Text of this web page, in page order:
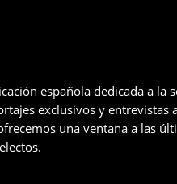
española dedicada a la
exclusivos y entrevistas
una ventana a las